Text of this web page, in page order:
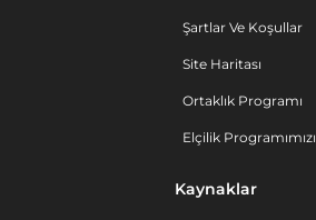
Şartlar Ve Koşullar
Site Haritası
Ortaklık Programı
Elçilik Programımızı
Kaynaklar